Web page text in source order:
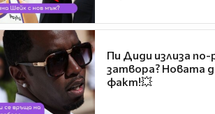
Пи Диди излиза
затвора? Новата
факт!💥